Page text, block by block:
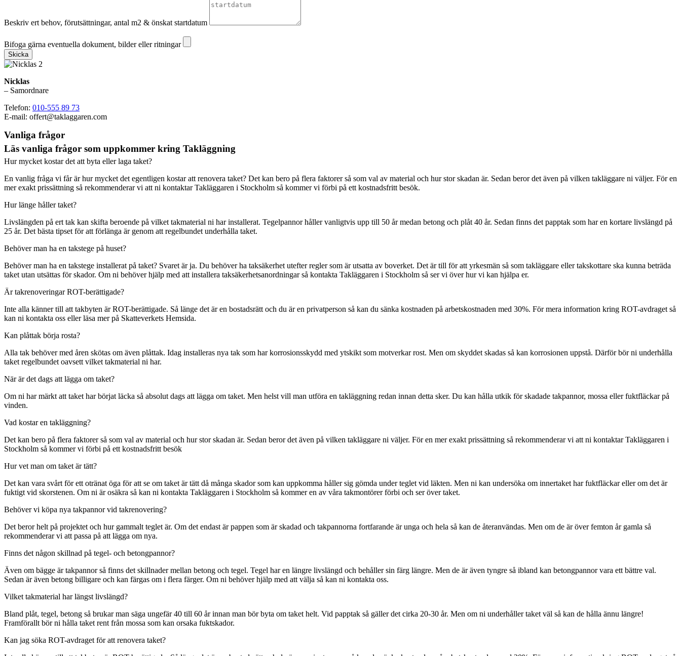
Beskriv ert behov, förutsättningar, antal m2 & önskat startdatum
Bifoga gärna eventuella dokument, bilder eller ritningar
Skicka
Nicklas
– Samordnare
Telefon: 010-555 89 73
E-mail: offert@taklaggaren.com
Vanliga frågor
Läs vanliga frågor som uppkommer kring Takläggning
Hur mycket kostar det att byta eller laga taket?
En vanlig fråga vi får är hur mycket det egentligen kostar att renovera taket? Det kan bero på flera faktorer så som val av material och hur stor skadan är. Sedan beror det även på vilken takläggare ni väljer. För en
mer exakt prissättning så rekommenderar vi att ni kontaktar Takläggaren i Stockholm så kommer vi förbi på ett kostnadsfritt besök.
Hur länge håller taket?
Livslängden på ert tak kan skifta beroende på vilket takmaterial ni har installerat. Tegelpannor håller vanligtvis upp till 50 år medan betong och plåt 40 år. Sedan finns det papptak som har en kortare livslängd på
25 år. Det bästa tipset för att förlänga är genom att regelbundet underhålla taket.
Behöver man ha en takstege på huset?
Behöver man ha en takstege installerat på taket? Svaret är ja. Du behöver ha taksäkerhet utefter regler som är utsatta av boverket. Det är till för att yrkesmän så som takläggare eller takskottare ska kunna beträda
taket utan utsättas för skador. Om ni behöver hjälp med att installera taksäkerhetsanordningar så kontakta Takläggaren i Stockholm så ser vi över hur vi kan hjälpa er.
Är takrenoveringar ROT-berättigade?
Inte alla känner till att takbyten är ROT-berättigade. Så länge det är en bostadsrätt och du är en privatperson så kan du sänka kostnaden på arbetskostnaden med 30%. För mera information kring ROT-avdraget så
kan ni kontakta oss eller läsa mer på Skatteverkets Hemsida.
Kan plåttak börja rosta?
Alla tak behöver med åren skötas om även plåttak. Idag installeras nya tak som har korrosionsskydd med ytskikt som motverkar rost. Men om skyddet skadas så kan korrosionen uppstå. Därför bör ni underhålla
taket regelbundet oavsett vilket takmaterial ni har.
När är det dags att lägga om taket?
Om ni har märkt att taket har börjat läcka så absolut dags att lägga om taket. Men helst vill man utföra en takläggning redan innan detta sker. Du kan hålla utkik för skadade takpannor, mossa eller fuktfläckar på
vinden.
Vad kostar en takläggning?
Det kan bero på flera faktorer så som val av material och hur stor skadan är. Sedan beror det även på vilken takläggare ni väljer. För en mer exakt prissättning så rekommenderar vi att ni kontaktar Takläggaren i
Stockholm så kommer vi förbi på ett kostnadsfritt besök
Hur vet man om taket är tätt?
Det kan vara svårt för ett otränat öga för att se om taket är tätt då många skador som kan uppkomma håller sig gömda under teglet vid läkten. Men ni kan undersöka om innertaket har fuktfläckar eller om det är
fuktigt vid skorstenen. Om ni är osäkra så kan ni kontakta Takläggaren i Stockholm så kommer en av våra takmontörer förbi och ser över taket.
Behöver vi köpa nya takpannor vid takrenovering?
Det beror helt på projektet och hur gammalt teglet är. Om det endast är pappen som är skadad och takpannorna fortfarande är unga och hela så kan de återanvändas. Men om de är över femton år gamla så
rekommenderar vi att passa på att lägga om nya.
Finns det någon skillnad på tegel- och betongpannor?
Även om bägge är takpannor så finns det skillnader mellan betong och tegel. Tegel har en längre livslängd och behåller sin färg längre. Men de är även tyngre så ibland kan betongpannor vara ett bättre val.
Sedan är även betong billigare och kan färgas om i flera färger. Om ni behöver hjälp med att välja så kan ni kontakta oss.
Vilket takmaterial har längst livslängd?
Bland plåt, tegel, betong så brukar man säga ungefär 40 till 60 år innan man bör byta om taket helt. Vid papptak så gäller det cirka 20-30 år. Men om ni underhåller taket väl så kan de hålla ännu längre!
Framförallt bör ni hålla taket rent från mossa som kan orsaka fuktskador.
Kan jag söka ROT-avdraget för att renovera taket?